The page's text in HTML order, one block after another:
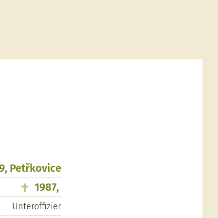
Petřkovice
1987,
Unteroffizier